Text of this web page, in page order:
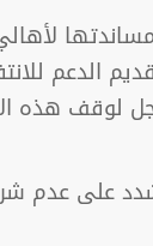
الدعم
لوقف هذه
على عدم